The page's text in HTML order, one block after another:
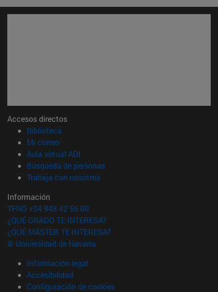
Accesos directos
Biblioteca
Mi correo(abre en nueva ventana)
Aula virtual ADI
Búsqueda de personas(abre en nueva ventana)
Trabaja con nosotros(abre en nueva ventana)
Información
TFNO +34 948 42 56 00
¿QUÉ GRADO TE INTERESA?
¿QUÉ MÁSTER TE INTERESA?
© Universidad de Navarra
Información legal
Accesibilidad
Configuración de cookies